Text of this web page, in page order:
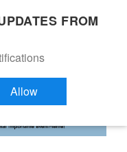
FROM
Allow